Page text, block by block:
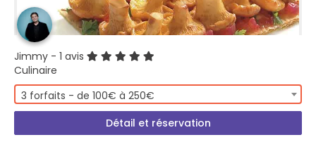
Jimmy - 1 avis
Culinaire
3 forfaits - de 100€ à 250€
Détail et réservation